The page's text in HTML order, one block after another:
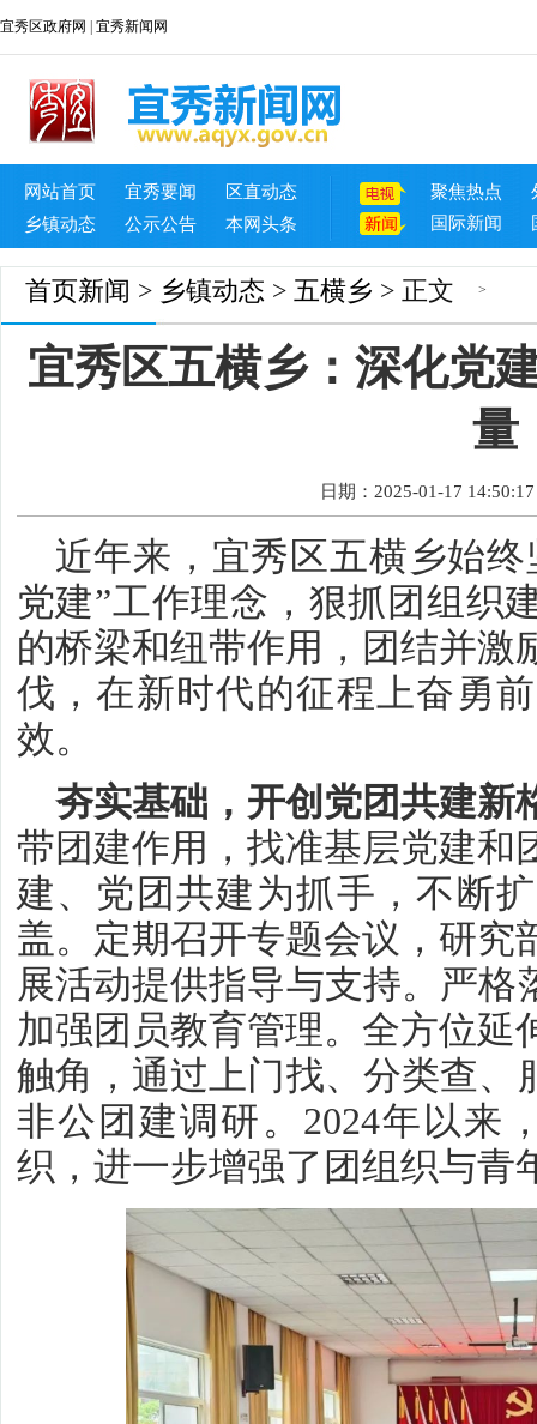
宜秀区政府网 宜秀新闻网
网站首页 宜秀要闻
区直动态
乡镇动态
公示公告 本网头条
聚焦热点
国际新闻
首页 >
新闻 > 乡镇动态 > 五横乡 > 正文
宜秀区五横乡：深化党
量
日期：2025-01-17 14:50:17
近年来，宜秀区五横乡始
党建”工作理念，狠抓团组织
的桥梁和纽带作用，团结并激
伐，在新时代的征程上奋勇
效。
夯实基础，开创党团共建新
带团建作用，找准基层党建和
建、党团共建为抓手，不断
盖。定期召开专题会议，研究
展活动提供指导与支持。严格
加强团员教育管理。全方位延
触角，通过上门找、分类查、
非公团建调研。2024年以来
织，进一步增强了团组织与青